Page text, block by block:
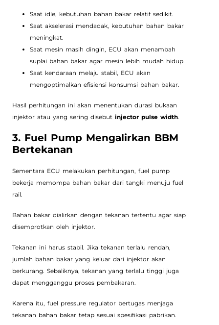
Saat idle, kebutuhan bahan bakar relatif sedikit.
Saat akselerasi mendadak, kebutuhan bahan bakar
meningkat.
Saat mesin masih dingin, ECU akan menambah
suplai bahan bakar agar mesin lebih mudah hidup.
Saat kendaraan melaju stabil, ECU akan
mengoptimalkan efisiensi konsumsi bahan bakar.
Hasil perhitungan ini akan menentukan durasi bukaan
injektor atau yang sering disebut injector pulse width.
3. Fuel Pump Mengalirkan BBM
Bertekanan
Sementara ECU melakukan perhitungan, fuel pump
bekerja memompa bahan bakar dari tangki menuju fuel
rail.
Bahan bakar dialirkan dengan tekanan tertentu agar siap
disemprotkan oleh injektor.
Tekanan ini harus stabil. Jika tekanan terlalu rendah,
jumlah bahan bakar yang keluar dari injektor akan
berkurang. Sebaliknya, tekanan yang terlalu tinggi juga
dapat mengganggu proses pembakaran.
Karena itu, fuel pressure regulator bertugas menjaga
tekanan bahan bakar tetap sesuai spesifikasi pabrikan.